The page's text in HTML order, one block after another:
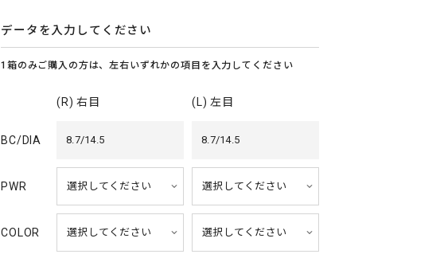
r
r
a
t
n
g
データを入力してください
1箱のみご購入の方は、左右いずれかの項目を入力してください
(R) 右目 (L) 左目
BC/DIA 8.7/14.5 8.7/14.5
PWR
COLOR